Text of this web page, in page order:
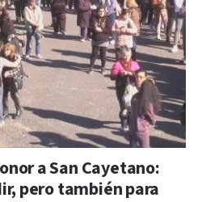
a San Cayetano:
pero también para